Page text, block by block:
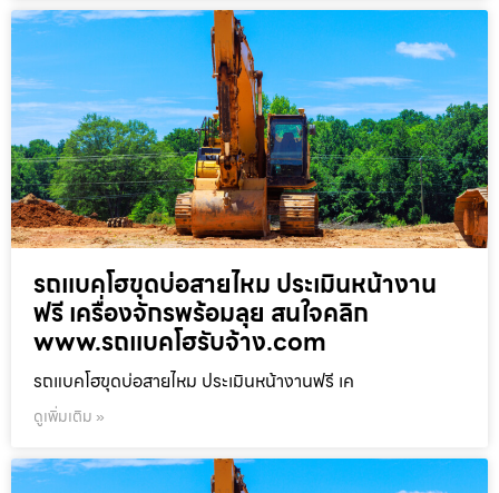
รถแบคโฮขุดบ่อสายไหม ประเมินหน้างาน
ฟรี เครื่องจักรพร้อมลุย สนใจคลิก
www.รถแบคโฮรับจ้าง.com
รถแบคโฮขุดบ่อสายไหม ประเมินหน้างานฟรี เค
ดูเพิ่มเติม »